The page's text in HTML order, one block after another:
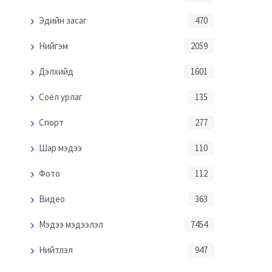
Эдийн засаг 470
Нийгэм 2059
Дэлхийд 1601
Соёл урлаг 135
Спорт 277
Шар мэдээ 110
Фото 112
Видео 363
Мэдээ мэдээлэл 7454
Нийтлэл 947